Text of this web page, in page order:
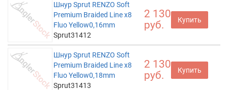
Шнур Sprut RENZO Soft
Premium Braided Line x8
Fluo Yellow0,16mm
Sprut31412
2 130
руб.
Купить
Шнур Sprut RENZO Soft
Premium Braided Line x8
Fluo Yellow0,18mm
Sprut31413
2 130
руб.
Купить